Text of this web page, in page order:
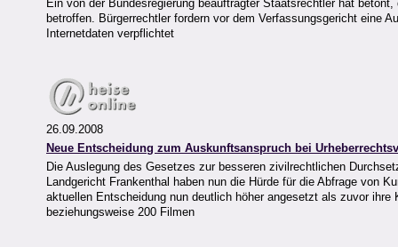
Ein von der Bundesregierung beauftragter Staatsrechtler hat
betroffen. Bürgerrechtler fordern vor dem Verfassungsgericht eine
Internetdaten verpflichtet
26.09.2008
Neue Entscheidung zum Auskunftsanspruch bei
Die Auslegung des Gesetzes zur besseren zivilrechtlichen
Landgericht Frankenthal haben nun die Hürde für die Abfrage von
aktuellen Entscheidung nun deutlich höher angesetzt als zuvor
beziehungsweise 200 Filmen